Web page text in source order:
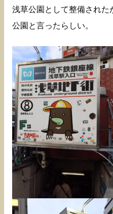
浅草公園として整備され
公園と言ったらしい。